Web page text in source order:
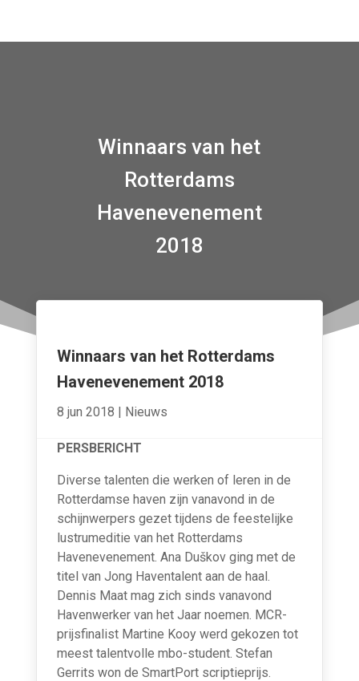
Winnaars van het
Rotterdams
Havenevenement
2018
Winnaars van het Rotterdams
Havenevenement 2018
8 jun 2018 | Nieuws
PERSBERICHT
Diverse talenten die werken of leren in de
Rotterdamse haven zijn vanavond in de
schijnwerpers gezet tijdens de feestelijke
lustrumeditie van het Rotterdams
Havenevenement. Ana Duškov ging met de
titel van Jong Haventalent aan de haal.
Dennis Maat mag zich sinds vanavond
Havenwerker van het Jaar noemen. MCR-
prijsfinalist Martine Kooy werd gekozen tot
meest talentvolle mbo-student. Stefan
Gerrits won de SmartPort scriptieprijs.